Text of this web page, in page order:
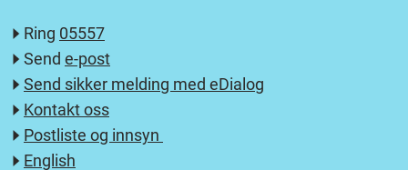
Ring 05557
Send e-post
Send sikker melding med eDialog
Kontakt oss
Postliste og innsyn
English